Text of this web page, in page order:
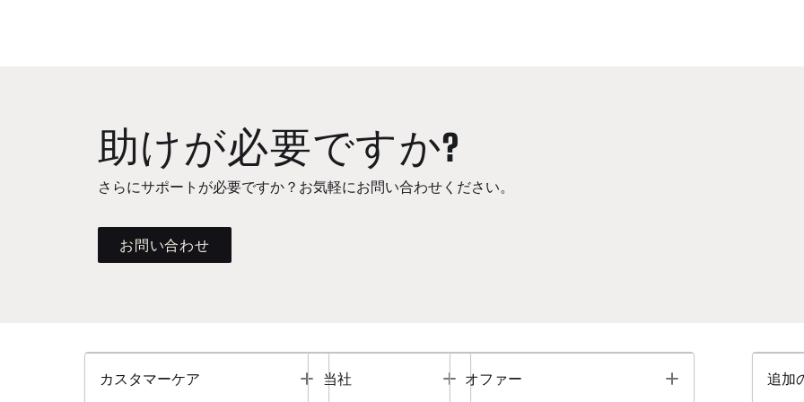
助けが必要ですか?
さらにサポートが必要ですか？お気軽にお問い合わせください。
お問い合わせ
カスタマーケア Toggle
当社 Toggle
オファー Toggle 追加